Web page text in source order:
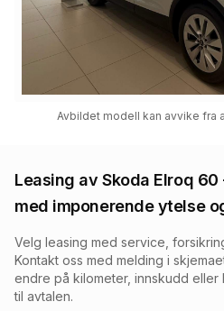
Avbildet modell kan avvike fra
Leasing avSkoda Elroq 60
med imponerende ytelse
Velg leasing med service,
Kontakt oss med melding i
endre på kilometer, innskudd eller
til avtalen.